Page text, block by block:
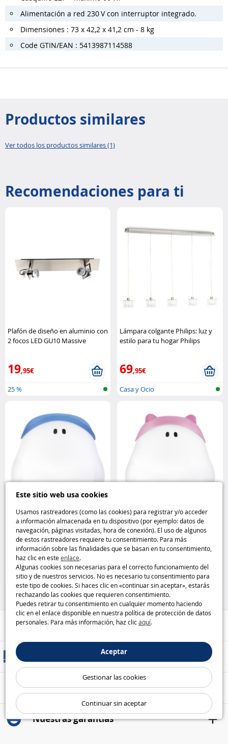
Este sitio web usa cookies
Usamos rastreadores (como las cookies) para registrar y/o acceder
a información almacenada en tu dispositivo (por ejemplo: datos de
navegación, páginas visitadas, hora de conexión). El uso de algunos
de estos rastreadores requiere tu consentimiento. Para más
información sobre las finalidades que se basan en tu consentimiento,
haz clic en esteenlace.
Algunas cookies son necesarias para el correcto funcionamiento del
sitio y de nuestros servicios. No es necesario tu consentimiento para
este tipo de cookies. Si haces clic en «continuar sin aceptar», estarás
rechazando las cookies que requieren consentimiento.
Puedes retirar tu consentimiento en cualquier momento haciendo
clic en el enlace disponible en nuestra política de protección de datos
personales. Para más información, haz clicaquí.
Aceptar
Gestionar las cookies
Continuar sin aceptar
Alimentación a red 230 V con interruptor integrado.
Dimensiones : 73 x 42,2 x 41,2 cm - 8 kg
Code GTIN/EAN : 5413987114588
Productos similares
Ver todos los productos similares (1)
Recomendaciones para ti
Plafón de diseño en aluminio con
2 focos LED GU10 Massive
19,95€
25 %
Lámpara colgante Philips: luz y
estilo para tu hogar Philips
69,95€
Casa y Ocio
Aplique mural Philips Buddy azul
para habitaciones infantiles
Philips
14,95€
25 %
Aplique mural infantil Philips
Buddy rosa Philips
14,95€
25 %
Ayuda / Contacto
Métodos de entrega
Pago seguro
Nuestras garantías